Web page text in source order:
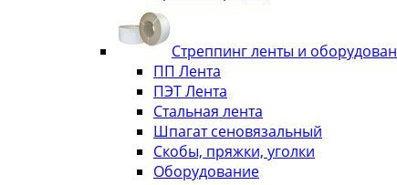
Стреппинг ленты и
ПП Лента
ПЭТ Лента
Стальная лента
Шпагат сеновязальный
Скобы, пряжки, уголки
Оборудование